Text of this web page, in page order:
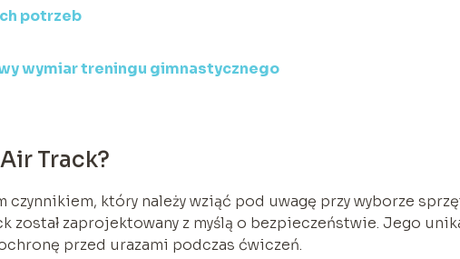
potrzeb
wymiar treningu gimnastycznego
Track?
który należy wziąć pod uwagę przy wyborze
został zaprojektowany z myślą o bezpieczeństwie. Jego
przed urazami podczas ćwiczeń.